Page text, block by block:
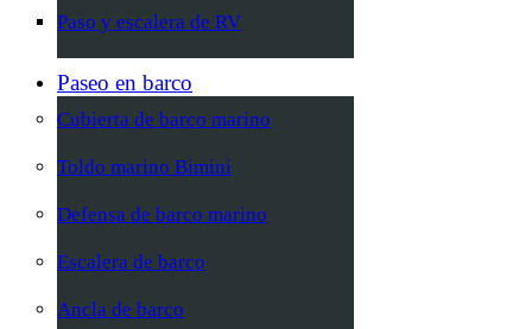
Paso y escalera de RV
Paseo en barco
Cubierta de barco marino
Toldo marino Bimini
Defensa de barco marino
Escalera de barco
Ancla de barco